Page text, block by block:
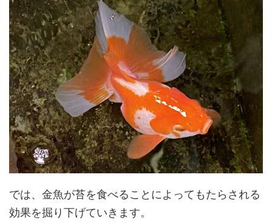
では、金魚が苔を食べることによってもたらされる
効果を掘り下げていきます。